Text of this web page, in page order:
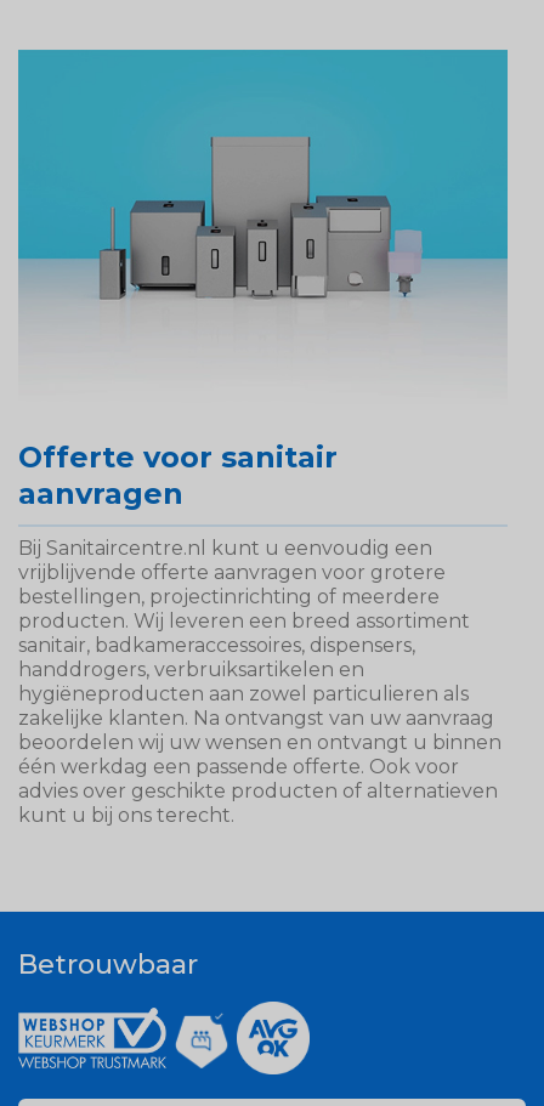
Offerte voor sanitair
aanvragen
Bij Sanitaircentre.nl kunt u eenvoudig een
vrijblijvende offerte aanvragen voor grotere
bestellingen, projectinrichting of meerdere
producten. Wij leveren een breed assortiment
sanitair, badkameraccessoires, dispensers,
handdrogers, verbruiksartikelen en
hygiëneproducten aan zowel particulieren als
zakelijke klanten. Na ontvangst van uw aanvraag
beoordelen wij uw wensen en ontvangt u binnen
één werkdag een passende offerte. Ook voor
advies over geschikte producten of alternatieven
kunt u bij ons terecht.
Betrouwbaar